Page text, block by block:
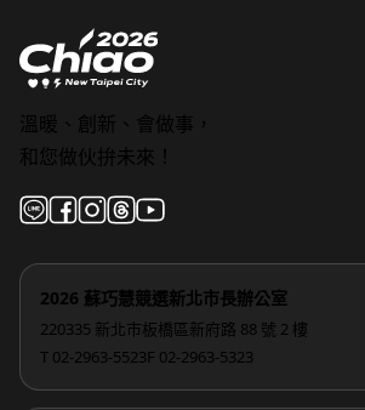
溫暖、創新、會做事，
和您做伙拚未來！
2026 蘇巧慧競選新北市長辦公室
220335 新北市板橋區新府路 88 號 2 樓
T 02-2963-5523F 02-2963-5323